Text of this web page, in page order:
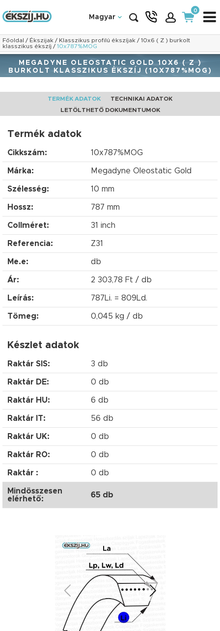
Magyar
0
Főoldal / Ékszijak / Klasszikus profilú ékszíjak / 10x6 ( Z ) burkolt
klasszikus ékszíj / 10x787%MOG
MEGADYNE OLEOSTATIC GOLD 10X6 ( Z )
BURKOLT KLASSZIKUS ÉKSZÍJ (10X787%MOG)
TERMÉK ADATOK
TECHNIKAI ADATOK
LETÖLTHETŐ DOKUMENTUMOK
Termék adatok
Cikkszám: 10x787%MOG
Márka: Megadyne Oleostatic Gold
Szélesség: 10 mm
Hossz: 787 mm
Collméret: 31 inch
Referencia: Z31
Me.e: db
Ár: 2 303,78 Ft / db
Leírás: 787Li. = 809Ld.
Tömeg: 0,045 kg / db
Készlet adatok
Raktár SIS: 3 db
Raktár DE: 0 db
Raktár HU: 6 db
Raktár IT: 56 db
Raktár UK: 0 db
Raktár RO: 0 db
Raktár : 0 db
Mindösszesen
elérhető:
65 db